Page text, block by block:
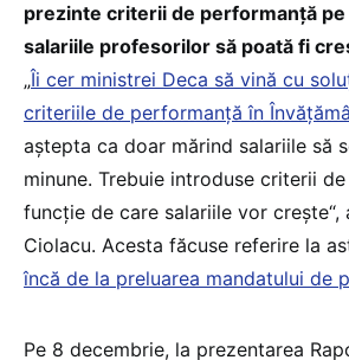
prezinte criterii de performanță pe
salariile profesorilor să poată fi
„Îi cer ministrei Deca să vină cu
criteriile de performanță în
aștepta ca doar mărind salariile să
minune. Trebuie introduse criterii
funcție de care salariile vor crește“,
Ciolacu. Acesta făcuse referire la
încă de la preluarea mandatului de
Pe 8 decembrie, la prezentarea